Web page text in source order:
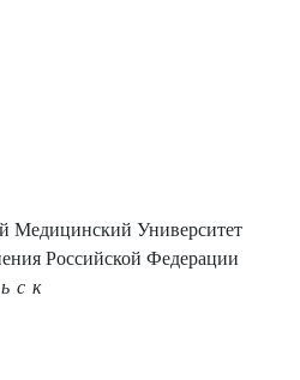
Медицинский Университет
Российской Федерации